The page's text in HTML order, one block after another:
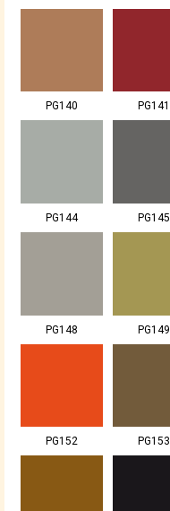
PG140 PG141
PG144 PG145
PG148 PG149
PG152 PG153